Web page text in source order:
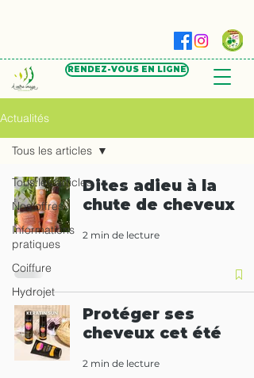
RENDEZ-VOUS EN LIGNE
Actualités
Tous les articles
Nos offres
Informations
pratiques
Coiffure
Hydrojet
Tous les articles
Dites adieu à la
chute de cheveux
2 min de lecture
Protéger ses
cheveux cet été
2 min de lecture